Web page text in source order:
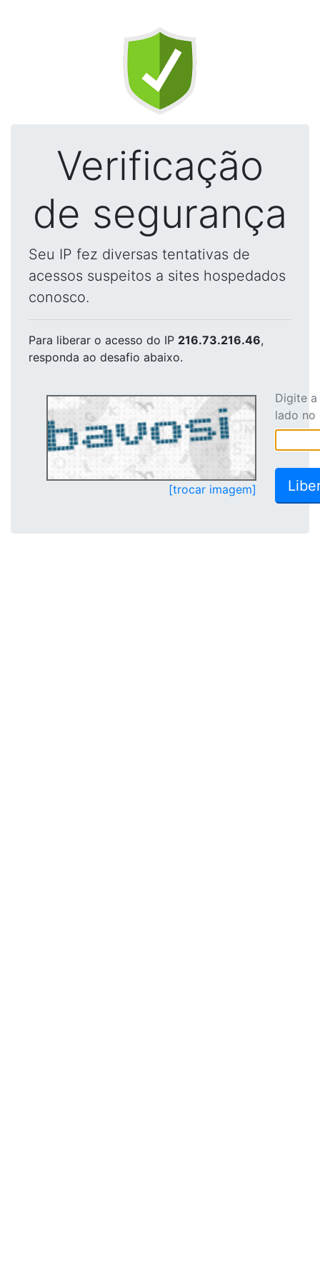
Verificação
de segurança
Seu IP fez diversas tentativas de
acessos suspeitos a sites hospedados
conosco.
Para liberar o acesso do IP 216.73.216.46,
responda ao desafio abaixo.
[trocar imagem]
Digite
lado no